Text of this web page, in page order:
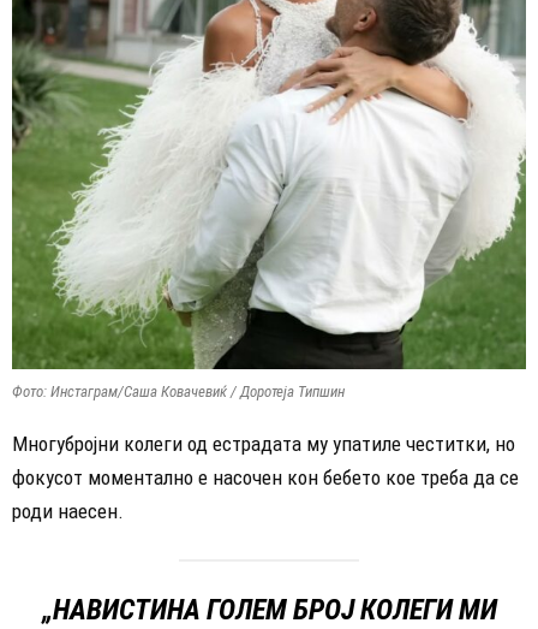
Фото: Инстаграм/Саша Ковачевиќ / Доротеја Типшин
Многубројни колеги од естрадата му упатиле честитки, но
фокусот моментално е насочен кон бебето кое треба да се
роди наесен.
„НАВИСТИНА ГОЛЕМ БРОЈ КОЛЕГИ МИ